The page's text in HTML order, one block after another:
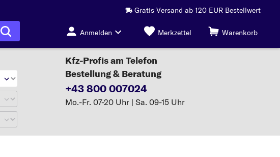
Gratis Versand ab 120 EUR Bestellwert
Anmelden Merkzettel Warenkorb
Kfz-Profis am Telefon
Bestellung & Beratung
+43 800 007024
Mo.-Fr. 07-20 Uhr | Sa. 09-15 Uhr